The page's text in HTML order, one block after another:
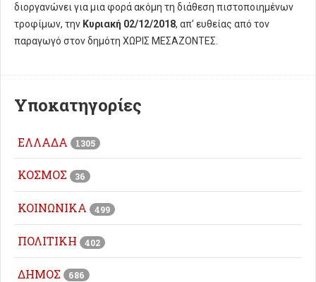
διοργανώνει για μια φορά ακόμη τη διάθεση πιστοποιημένων
τροφίμων, την Κυριακή 02/12/2018, απ’ ευθείας από τον
παραγωγό στον δημότη ΧΩΡΙΣ ΜΕΣΑΖΟΝΤΕΣ.
Υποκατηγορίες
ΕΛΛΑΔΑ 1305
ΚΟΣΜΟΣ 36
ΚΟΙΝΩΝΙΚΑ 499
ΠΟΛΙΤΙΚΗ 402
ΔΗΜΟΣ 686